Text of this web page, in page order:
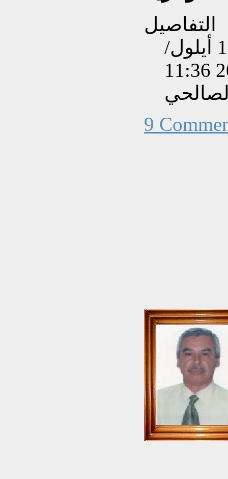
التفاصيل
تم إنشاءه بتاريخ الإثنين, 16 أيلول/
9